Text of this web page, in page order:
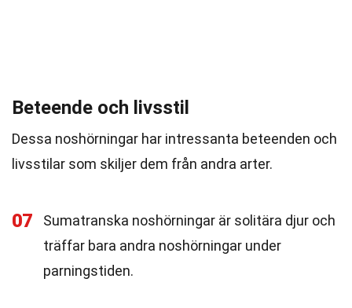
Beteende och livsstil
Dessa noshörningar har intressanta beteenden och
livsstilar som skiljer dem från andra arter.
07
Sumatranska noshörningar är solitära djur och
träffar bara andra noshörningar under
parningstiden.